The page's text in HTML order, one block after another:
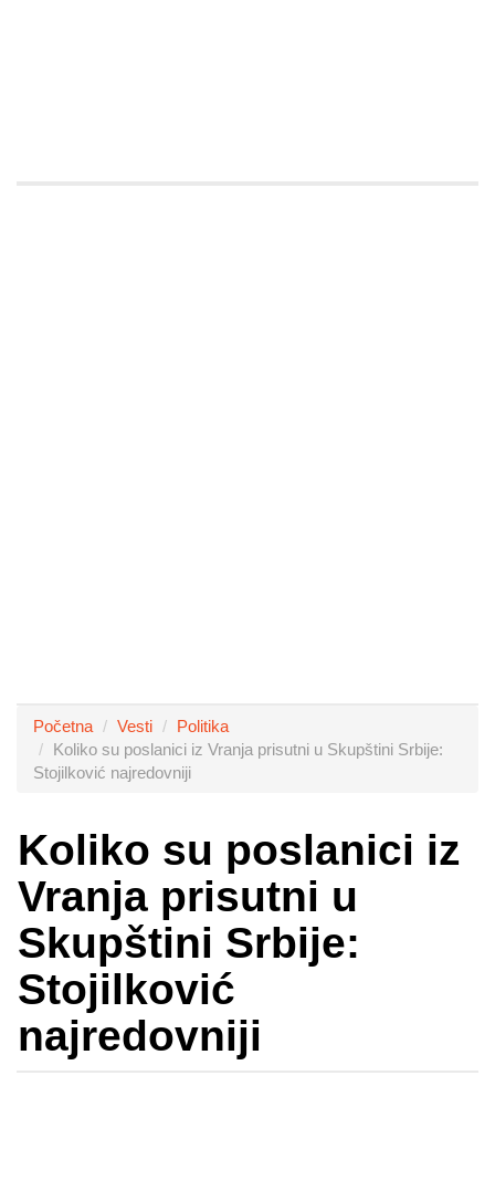
Početna Vesti
Politika
Koliko su poslanici iz Vranja prisutni u Skupštini Srbije:
Stojilković najredovniji
Koliko su poslanici iz
Vranja prisutni u
Skupštini Srbije:
Stojilković
najredovniji